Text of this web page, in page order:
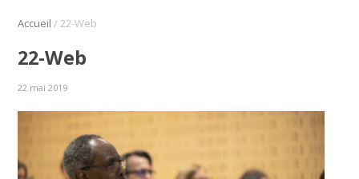
Accueil /22-Web
22-Web
22 mai 2019